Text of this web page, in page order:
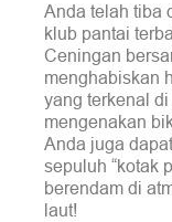
Anda telah tiba
klub pantai
Ceningan
menghabiskan
yang terkenal
mengenakan
Anda juga
sepuluh “kotak
berendam di
laut!